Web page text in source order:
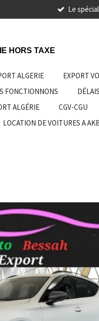
Le
HORS TAXE
ALGERIE EXPORT
FONCTIONNONS
ALGÉRIE CGV-CGU
LOCATION DE VOITURES A